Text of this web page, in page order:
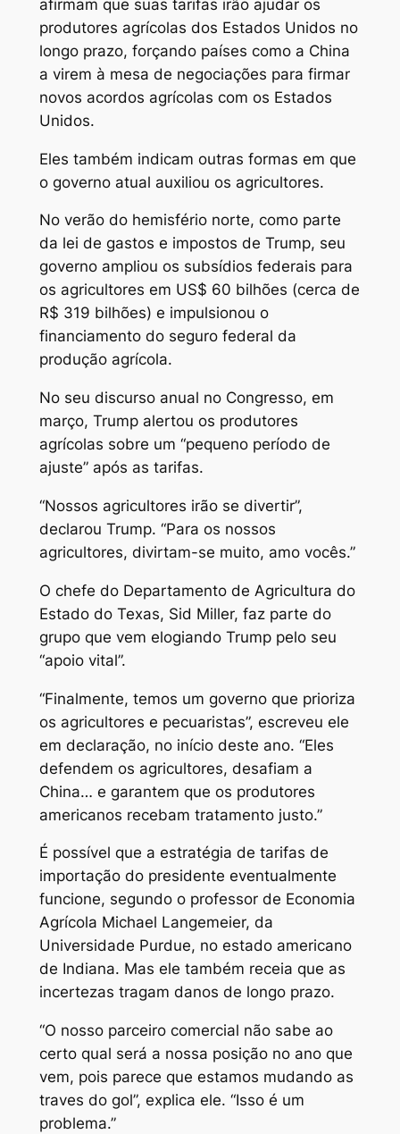
afirmam que suas tarifas irão ajudar os
produtores agrícolas dos Estados Unidos no
longo prazo, forçando países como a China
a virem à mesa de negociações para firmar
novos acordos agrícolas com os Estados
Unidos.
Eles também indicam outras formas em que
o governo atual auxiliou os agricultores.
No verão do hemisfério norte, como parte
da lei de gastos e impostos de Trump, seu
governo ampliou os subsídios federais para
os agricultores em US$ 60 bilhões (cerca de
R$ 319 bilhões) e impulsionou o
financiamento do seguro federal da
produção agrícola.
No seu discurso anual no Congresso, em
março, Trump alertou os produtores
agrícolas sobre um “pequeno período de
ajuste” após as tarifas.
“Nossos agricultores irão se divertir”,
declarou Trump. “Para os nossos
agricultores, divirtam-se muito, amo vocês.”
O chefe do Departamento de Agricultura do
Estado do Texas, Sid Miller, faz parte do
grupo que vem elogiando Trump pelo seu
“apoio vital”.
“Finalmente, temos um governo que prioriza
os agricultores e pecuaristas”, escreveu ele
em declaração, no início deste ano. “Eles
defendem os agricultores, desafiam a
China… e garantem que os produtores
americanos recebam tratamento justo.”
É possível que a estratégia de tarifas de
importação do presidente eventualmente
funcione, segundo o professor de Economia
Agrícola Michael Langemeier, da
Universidade Purdue, no estado americano
de Indiana. Mas ele também receia que as
incertezas tragam danos de longo prazo.
“O nosso parceiro comercial não sabe ao
certo qual será a nossa posição no ano que
vem, pois parece que estamos mudando as
traves do gol”, explica ele. “Isso é um
problema.”